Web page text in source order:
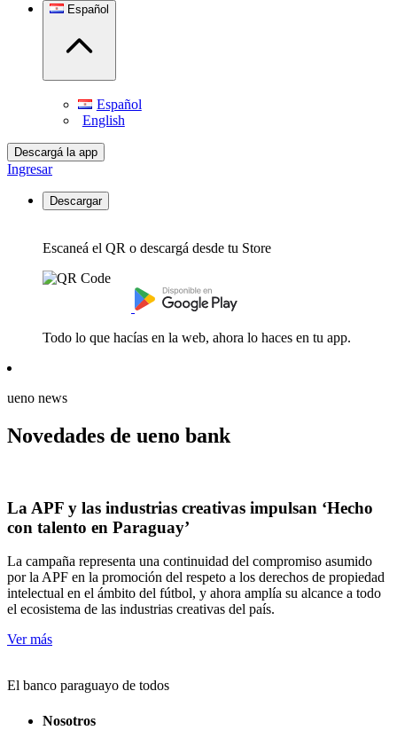
Español
Español
English
Descargá la app
Ingresar
Descargar
Escaneá el QR o descargá desde tu Store
Todo lo que hacías en la web, ahora lo haces en tu app.
ueno news
Novedades de ueno bank
La APF y las industrias creativas impulsan ‘Hecho
con talento en Paraguay’
La campaña representa una continuidad del compromiso asumido
por la APF en la promoción del respeto a los derechos de propiedad
intelectual en el ámbito del fútbol, y ahora amplía su alcance a todo
el ecosistema de las industrias creativas del país.
Ver más
El banco paraguayo de todos
Nosotros